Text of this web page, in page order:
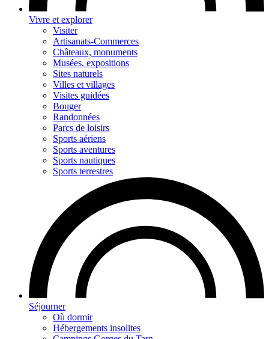
Vivre et explorer
Visiter
Artisanats-Commerces
Châteaux, monuments
Musées, expositions
Sites naturels
Villes et villages
Visites guidées
Bouger
Randonnées
Parcs de loisirs
Sports aériens
Sports aventures
Sports nautiques
Sports terrestres
Séjourner
Où dormir
Hébergements insolites